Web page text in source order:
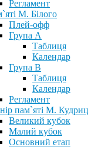
Регламент
М. Білого
Плей-офф
Група А
Таблиця
Календар
Група В
Таблиця
Календар
Регламент
пам`яті М.
Великий кубок
Малий кубок
Основний етап